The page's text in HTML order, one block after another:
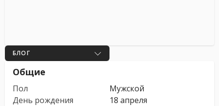
БЛОГ
Общие
Пол
Мужской
День рождения
18 апреля